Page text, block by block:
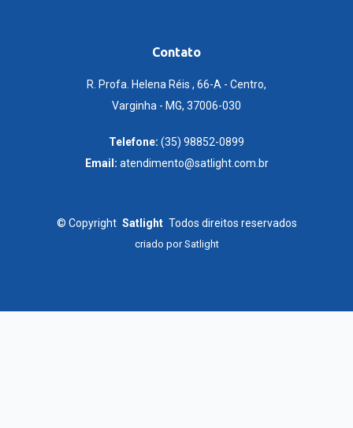
Contato
R. Profa. Helena Réis , 66-A - Centro,
Varginha - MG, 37006-030
Telefone: (35) 98852-0899
Email: atendimento@satlight.com.br
© Copyright Satlight Todos direitos reservados
criado porSatlight